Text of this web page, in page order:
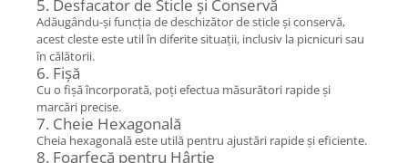
5. Desfacator de Sticle și Conservă
Adăugându-și funcția de deschizător de sticle și conservă,
acest cleste este util în diferite situații, inclusiv la picnicuri sau
în călătorii.
6. Fișă
Cu o fișă încorporată, poți efectua măsurători rapide și
marcări precise.
7. Cheie Hexagonală
Cheia hexagonală este utilă pentru ajustări rapide și eficiente.
8. Foarfecă pentru Hârtie